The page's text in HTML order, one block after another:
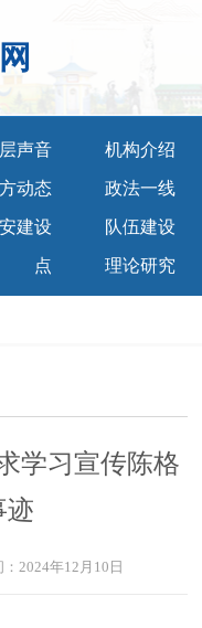
声音 机构介绍
动态 政法一线
建设 队伍建设
点 理论研究
学习宣传陈格
迹
2024年12月10日